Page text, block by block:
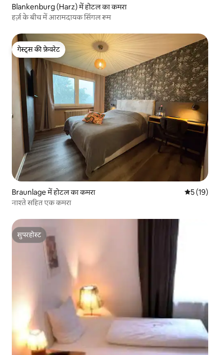
Blankenburg (Harz) में होटल का कमरा
हर्ज़ के बीच में आरामदायक सिंगल रूम
गेस्ट्स की फ़ेवरेट
गेस्ट्स की फ़ेवरेट
Braunlage में होटल का कमरा औसत रेटिंग
5 (19)
नाश्ते सहित एक कमरा
सुपरहोस्ट
सुपरहोस्ट